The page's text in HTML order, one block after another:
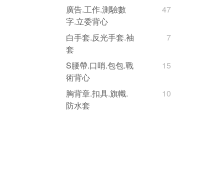
廣告.工作.測驗數
字.立委背心
47
白手套.反光手套.袖
套
7
S腰帶.口哨.包包.戰
術背心
15
胸背章.扣具.旗幟.
防水套
10